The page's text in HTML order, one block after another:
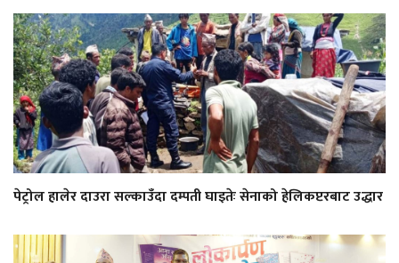
पेट्रोल हालेर दाउरा सल्काउँदा दम्पती घाइतेः सेनाको हेलिकप्टरबाट उद्धार